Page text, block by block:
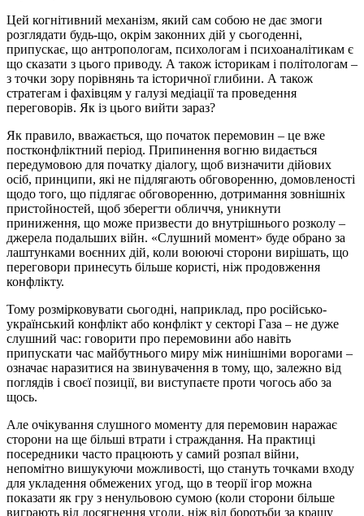
Цей когнітивний механізм, який сам собою не дає змоги
розглядати будь-що, окрім законних дій у сьогоденні,
припускає, що антропологам, психологам і психоаналітикам є
що сказати з цього приводу. А також історикам і політологам –
з точки зору порівнянь та історичної глибини. А також
стратегам і фахівцям у галузі медіації та проведення
переговорів. Як із цього вийти зараз?
Як правило, вважається, що початок перемовин – це вже
постконфліктний період. Припинення вогню видається
передумовою для початку діалогу, щоб визначити дійових
осіб, принципи, які не підлягають обговоренню, домовленості
щодо того, що підлягає обговоренню, дотримання зовнішніх
пристойностей, щоб зберегти обличчя, уникнути
приниження, що може призвести до внутрішнього розколу –
джерела подальших війн. «Слушний момент» буде обрано за
лаштунками воєнних дій, коли воюючі сторони вирішать, що
переговори принесуть більше користі, ніж продовження
конфлікту.
Тому розмірковувати сьогодні, наприклад, про російсько-
український конфлікт або конфлікт у секторі Газа – не дуже
слушний час: говорити про перемовини або навіть
припускати час майбутнього миру між нинішніми ворогами –
означає наразитися на звинувачення в тому, що, залежно від
поглядів і своєї позиції, ви виступаєте проти чогось або за
щось.
Але очікування слушного моменту для перемовин наражає
сторони на ще більші втрати і страждання. На практиці
посередники часто працюють у самий розпал війни,
непомітно вишукуючи можливості, що стануть точками входу
для укладення обмежених угод, що в теорії ігор можна
показати як гру з ненульовою сумою (коли сторони більше
виграють від досягнення угоди, ніж від боротьби за кращу